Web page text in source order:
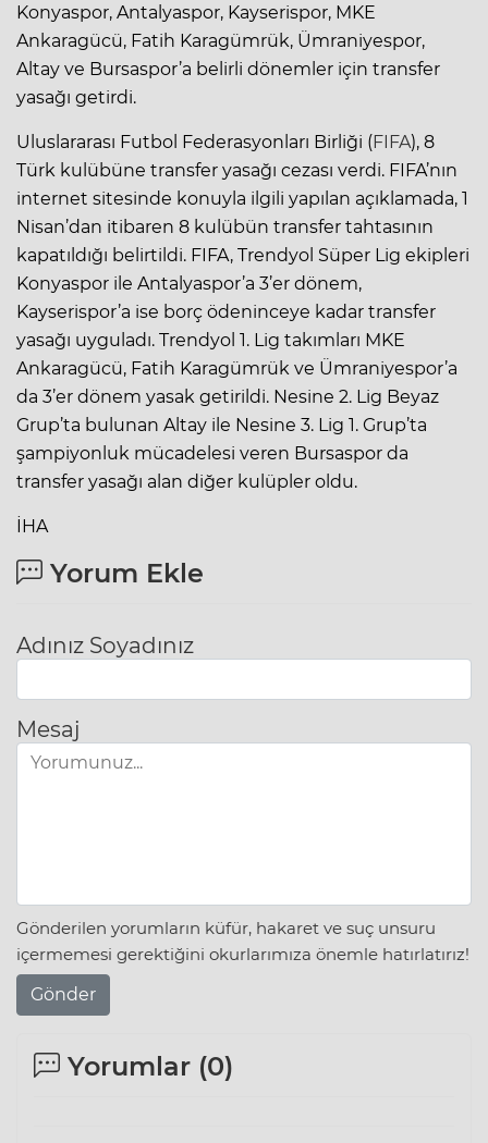
Konyaspor, Antalyaspor, Kayserispor, MKE
Ankaragücü, Fatih Karagümrük, Ümraniyespor,
Altay ve Bursaspor’a belirli dönemler için transfer
yasağı getirdi.
Uluslararası Futbol Federasyonları Birliği (FIFA), 8
Türk kulübüne transfer yasağı cezası verdi. FIFA’nın
internet sitesinde konuyla ilgili yapılan açıklamada, 1
Nisan’dan itibaren 8 kulübün transfer tahtasının
kapatıldığı belirtildi. FIFA, Trendyol Süper Lig ekipleri
Konyaspor ile Antalyaspor’a 3’er dönem,
Kayserispor’a ise borç ödeninceye kadar transfer
yasağı uyguladı. Trendyol 1. Lig takımları MKE
Ankaragücü, Fatih Karagümrük ve Ümraniyespor’a
da 3’er dönem yasak getirildi. Nesine 2. Lig Beyaz
Grup’ta bulunan Altay ile Nesine 3. Lig 1. Grup’ta
şampiyonluk mücadelesi veren Bursaspor da
transfer yasağı alan diğer kulüpler oldu.
İHA
Yorum Ekle
Adınız Soyadınız
Mesaj
Gönderilen yorumların küfür, hakaret ve suç unsuru
içermemesi gerektiğini okurlarımıza önemle hatırlatırız!
Gönder
Yorumlar (0)